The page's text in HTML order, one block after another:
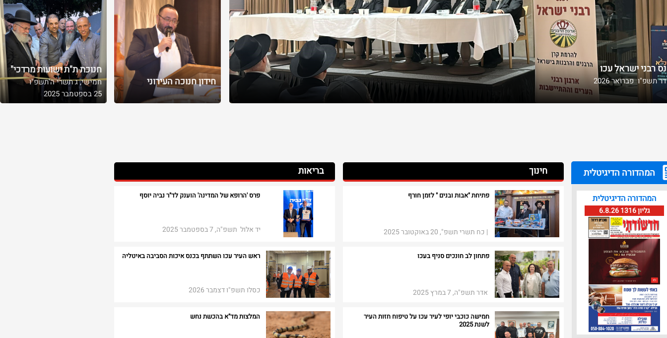
חידון חנוכה העירוני
חנוכת ת"ת ישועות מרדכי"
חמישי, ג תשרי ה'תשפ"ו
25 בספטמבר 2025
רבני ישראל עכו
תשפ"ו פברואר 2026
חינוך
פתיחת "אבות ובנים " לזמן חורף
| כח תשרי תשפ", 20 באוקטובר 2025​​
פתחון לב חונכים סניף בעכו
אדר תשפ"ה, 7 במרץ 2025​​
חמישה כוכבי יופי לעיר עכו על טיפוח חזות העיר
לשנת 2025
בריאות
פרס 'הרופא של המדינה' הוענק לד"ר נביה יוסף​
יד אלול תשפ"ה, 7 בספטמבר 2025
ראש העיר עכו השתתף בכנס איכות הסביבה באיטליה
כסלו תשפ"ו דצמבר 2026
המלצות מד"א בהכשת נחש
המהדורה הדיגיטלית
גליון 1316 6.8.26​​
המהדורה הדיגיטלית​